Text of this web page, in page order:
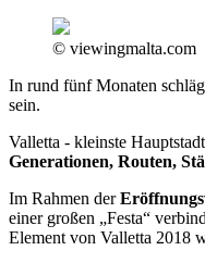
© viewingmalta.com
In rund fünf Monaten
sein.
Valletta - kleinste
Generationen, Routen,
Im Rahmen der
einer großen „Festa“
Element von Valletta 2018